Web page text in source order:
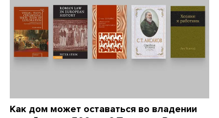
Как дом может оставаться во владении